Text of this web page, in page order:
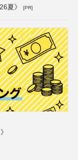
夏》 [PR]